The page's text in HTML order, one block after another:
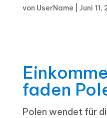
von UserName Juni 11,
faden
Polen wendet für